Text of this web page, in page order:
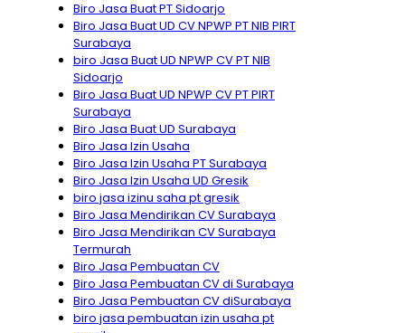
Biro Jasa Buat PT Sidoarjo
Biro Jasa Buat UD CV NPWP PT NIB PIRT
Surabaya
biro Jasa Buat UD NPWP CV PT NIB
Sidoarjo
Biro Jasa Buat UD NPWP CV PT PIRT
Surabaya
Biro Jasa Buat UD Surabaya
Biro Jasa Izin Usaha
Biro Jasa Izin Usaha PT Surabaya
Biro Jasa Izin Usaha UD Gresik
biro jasa izinu saha pt gresik
Biro Jasa Mendirikan CV Surabaya
Biro Jasa Mendirikan CV Surabaya
Termurah
Biro Jasa Pembuatan CV
Biro Jasa Pembuatan CV di Surabaya
Biro Jasa Pembuatan CV diSurabaya
biro jasa pembuatan izin usaha pt